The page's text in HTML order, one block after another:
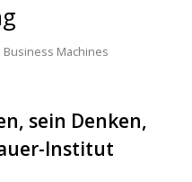
Business Machines
sein Denken,
Institut